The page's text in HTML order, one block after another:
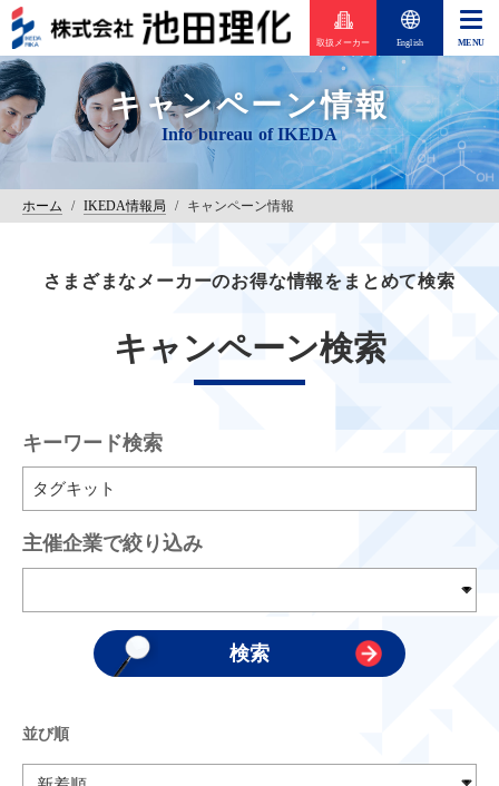
取扱メーカー English
キャンペーン情報
ホーム / IKEDA情報局 / キャンペーン情報
さまざまなメーカーのお得な情報をまとめて検索
キャンペーン検索
キーワード検索
主催企業で絞り込み
並び順